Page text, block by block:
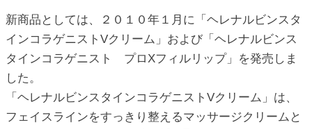
新商品としては、２０１０年１月に「ヘレナルビンスタ
インコラゲニストVクリーム」および「ヘレナルビンス
タインコラゲニスト プロXフィルリップ」を発売しま
した。
「ヘレナルビンスタインコラゲニストVクリーム」は、
フェイスラインをすっきり整えるマッサージクリームと